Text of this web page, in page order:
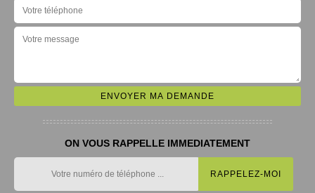
ON VOUS RAPPELLE IMMEDIATEMENT